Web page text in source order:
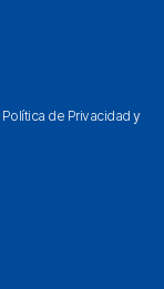
Política de Privacidad y